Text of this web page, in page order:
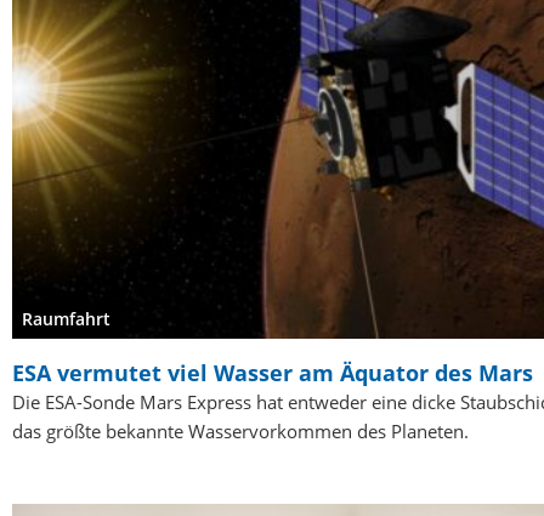
Raumfahrt
ESA vermutet viel Wasser am Äquator des Mars
Die ESA-Sonde Mars Express hat entweder eine dicke
das größte bekannte Wasservorkommen des Planeten.